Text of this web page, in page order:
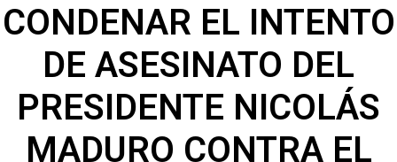
CONDENAR EL INTENTO
DE ASESINATO DEL
PRESIDENTE NICOLÁS
MADURO CONTRA EL